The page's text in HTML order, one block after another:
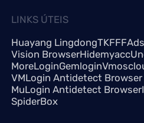
LINKS ÚTEIS
Huayang LingdongTKFFF
Vision BrowserHidemyacc
MoreLoginGemlogin
VMLogin Antidetect Browser
MuLogin Antidetect Browser
SpiderBox